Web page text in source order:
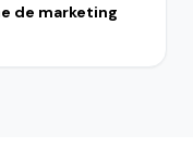
de marketing